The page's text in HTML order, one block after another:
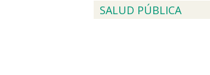
SALUD PÚBLICA